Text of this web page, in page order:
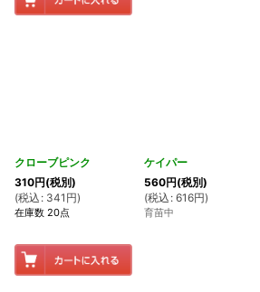
クローブピンク
310円(税別)
(税込 : 341 円)
在庫数 20点
ケイパー
560円(税別)
(税込 : 616円)
育苗中